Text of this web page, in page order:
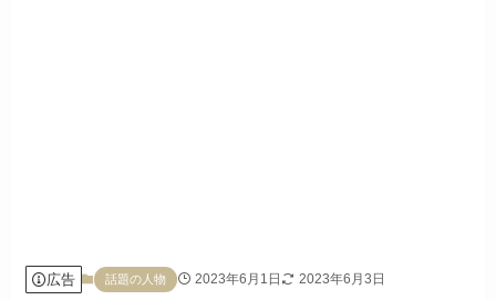
広告 話題の人物 2023年6月1日 2023年6月3日